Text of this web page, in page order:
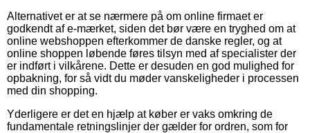
Alternativet er at se nærmere på om online firmaet er
godkendt af e-mærket, siden det bør være en tryghed om at
online webshoppen efterkommer de danske regler, og at
online shoppen løbende føres tilsyn med af specialister der
er indført i vilkårene. Dette er desuden en god mulighed for
opbakning, for så vidt du møder vanskeligheder i processen
med din shopping.
Yderligere er det en hjælp at køber er vaks omkring de
fundamentale retningslinjer der gælder for ordren, som for